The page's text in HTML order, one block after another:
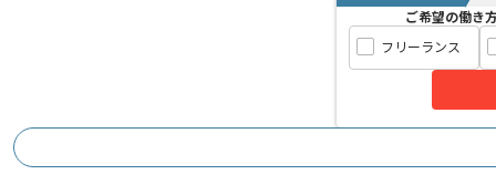
ご希望の働き
フリーランス